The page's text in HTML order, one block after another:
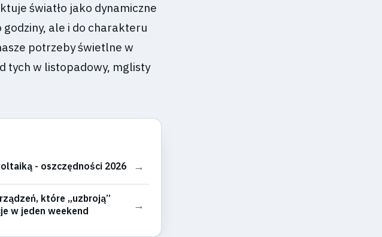
światło jako dynamiczne
godziny, ale i do charakteru
potrzeby świetlne w
tych w listopadowy, mglisty
- oszczędności 2026 →
które „uzbroją”
w jeden weekend
→